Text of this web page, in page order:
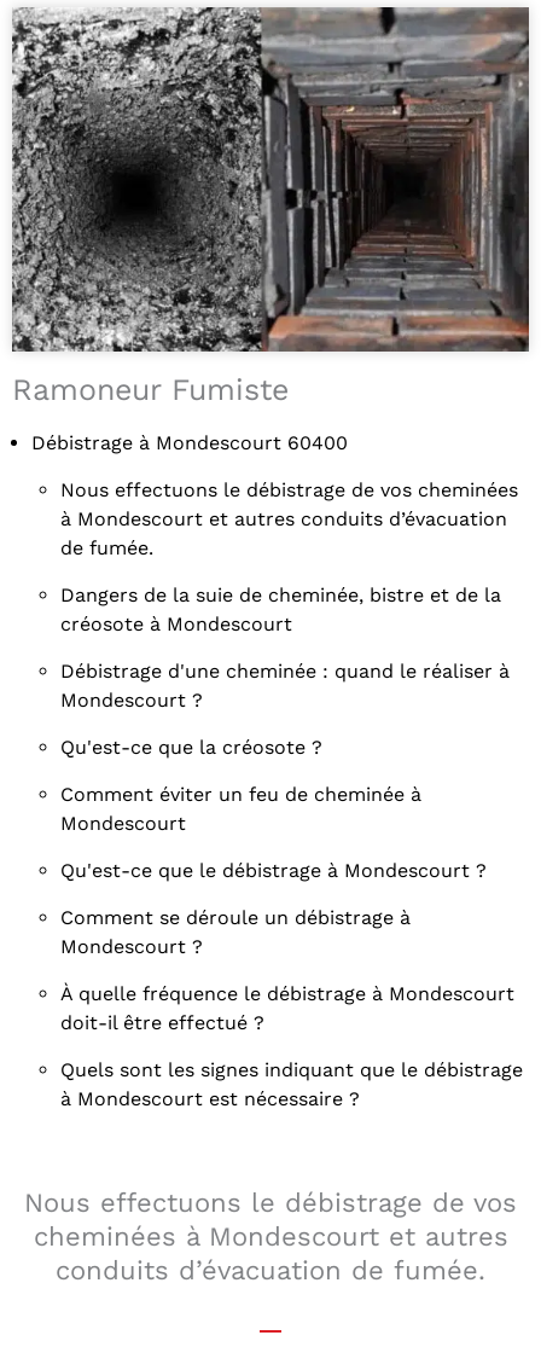
Ramoneur Fumiste
Débistrage à Mondescourt 60400
Nous effectuons le débistrage de vos cheminées
à Mondescourt et autres conduits d’évacuation
de fumée.
Dangers de la suie de cheminée, bistre et de la
créosote à Mondescourt
Débistrage d'une cheminée : quand le réaliser à
Mondescourt ?
Qu'est-ce que la créosote ?
Comment éviter un feu de cheminée à
Mondescourt
Qu'est-ce que le débistrage à Mondescourt ?
Comment se déroule un débistrage à
Mondescourt ?
À quelle fréquence le débistrage à Mondescourt
doit-il être effectué ?
Quels sont les signes indiquant que le débistrage
à Mondescourt est nécessaire ?
Nous effectuons le débistrage de vos
cheminées à Mondescourt et autres
conduits d’évacuation de fumée.